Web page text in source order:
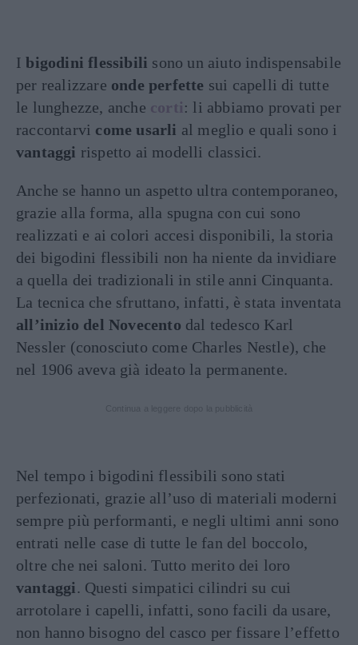
Ibigodini flessibili sono un aiuto indispensabile
per realizzare onde perfette sui capelli di tutte
le lunghezze, anche corti: li abbiamo provati per
raccontarvi come usarli al meglio e quali sono i
vantaggi rispetto ai modelli classici.
Anche se hanno un aspetto ultra contemporaneo,
grazie alla forma, alla spugna con cui sono
realizzati e ai colori accesi disponibili, la storia
dei bigodini flessibili non ha niente da invidiare
a quella dei tradizionali in stile anni Cinquanta.
La tecnica che sfruttano, infatti, è stata inventata
all’inizio del Novecento dal tedesco Karl
Nessler (conosciuto come Charles Nestle), che
nel 1906 aveva già ideato la permanente.
Nel tempo i bigodini flessibili sono stati
perfezionati, grazie all’uso di materiali moderni
sempre più performanti, e negli ultimi anni sono
entrati nelle case di tutte le fan del boccolo,
oltre che nei saloni. Tutto merito dei loro
vantaggi. Questi simpatici cilindri su cui
arrotolare i capelli, infatti, sono facili da usare,
non hanno bisogno del casco per fissare l’effetto